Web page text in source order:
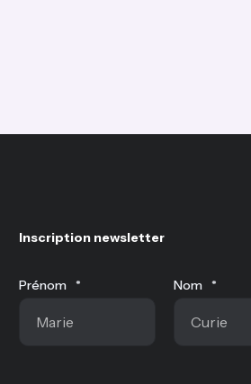
Inscription newsletter
Prénom * Nom *